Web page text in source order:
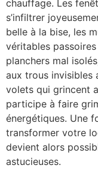
chauffage. Les
s’infiltrer
belle à la bise, les
véritables
planchers mal
aux trous invisibles
volets qui grincent
participe à faire
énergétiques. Une
transformer votre
devient alors
astucieuses.